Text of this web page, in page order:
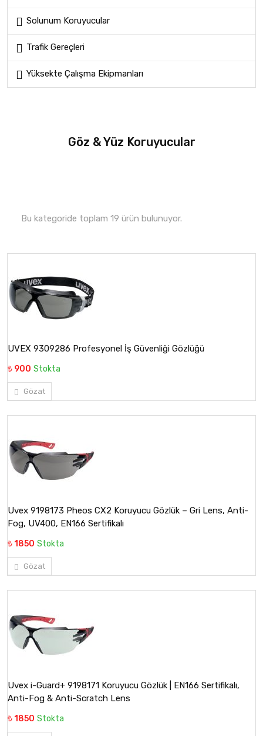
Solunum Koruyucular
Trafik Gereçleri
Yüksekte Çalışma Ekipmanları
Göz & Yüz Koruyucular
Bu kategoride toplam 19 ürün bulunuyor.
UVEX 9309286 Profesyonel İş Güvenliği Gözlüğü
₺ 900 Stokta
Gözat
Uvex 9198173 Pheos CX2 Koruyucu Gözlük – Gri Lens, Anti-
Fog, UV400, EN166 Sertifikalı
₺ 1850 Stokta
Gözat
Uvex i-Guard+ 9198171 Koruyucu Gözlük | EN166 Sertifikalı,
Anti-Fog & Anti-Scratch Lens
₺ 1850 Stokta